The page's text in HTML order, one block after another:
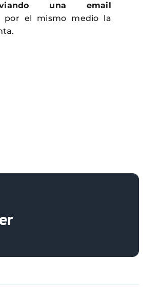
una email
por el mismo medio la